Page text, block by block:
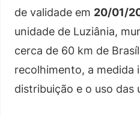
de validade em 20/01/
unidade de Luziânia,
cerca de 60 km de
recolhimento, a medida
distribuição e o uso das